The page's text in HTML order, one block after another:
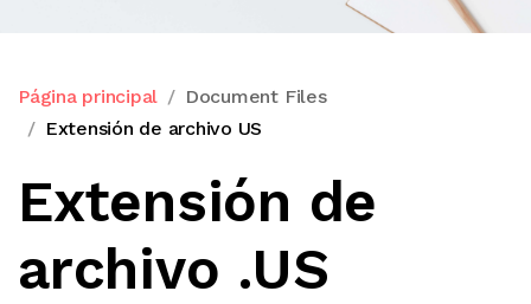
Página principal
Document Files
Extensión de archivo US
Extensión de
archivo .US